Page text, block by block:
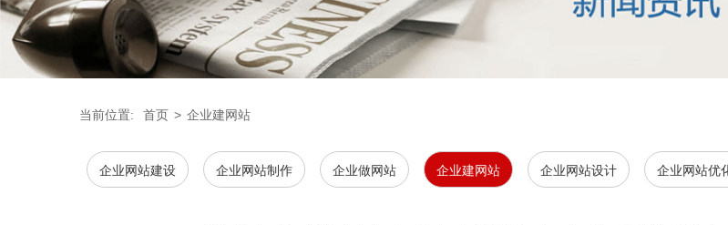
当前位置: 首页 > 企业建网站
企业网站建设 企业网站制作 企业做网站 企业建网站 企业网站设计 企业网站优